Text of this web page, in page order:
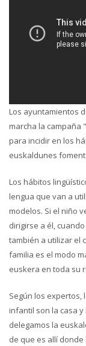
Los ayuntamientos
marcha la campaña
para incidir en los
euskaldunes
Los hábitos
lengua que van a
modelos. Si el niño
dirigirse a él,
también a utilizar el
familia es el modo
euskera en toda su
Según los
infantil son la casa y
delegamos la
de que es allí